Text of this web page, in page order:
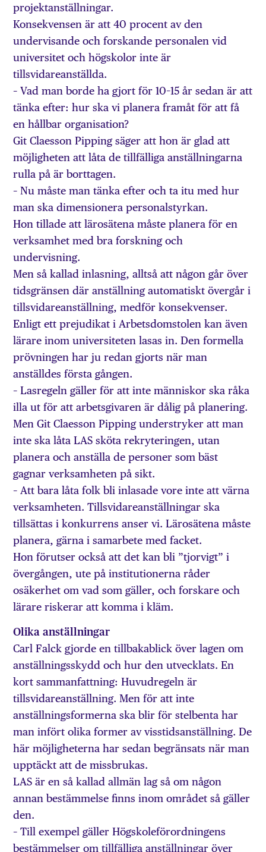
projektanställningar.
Konsekvensen är att 40 procent av den
undervisande och forskande personalen vid
universitet och högskolor inte är
tillsvidareanställda.
– Vad man borde ha gjort för 10–15 år sedan är att
tänka efter: hur ska vi planera framåt för att få
en hållbar organisation?
Git Claesson Pipping säger att hon är glad att
möjligheten att låta de tillfälliga anställningarna
rulla på är borttagen.
– Nu måste man tänka efter och ta itu med hur
man ska dimensionera personalstyrkan.
Hon tillade att lärosätena måste planera för en
verksamhet med bra forskning och
undervisning.
Men så kallad inlasning, alltså att någon går över
tidsgränsen där anställning automatiskt övergår i
tillsvidareanställning, medför konsekvenser.
Enligt ett prejudikat i Arbetsdomstolen kan även
lärare inom universiteten lasas in. Den formella
prövningen har ju redan gjorts när man
anställdes första gången.
– Lasregeln gäller för att inte människor ska råka
illa ut för att arbetsgivaren är dålig på planering.
Men Git Claesson Pipping understryker att man
inte ska låta LAS sköta rekryteringen, utan
planera och anställa de personer som bäst
gagnar verksamheten på sikt.
– Att bara låta folk bli inlasade vore inte att värna
verksamheten. Tillsvidareanställningar ska
tillsättas i konkurrens anser vi. Lärosätena måste
planera, gärna i samarbete med facket.
Hon förutser också att det kan bli ”tjorvigt” i
övergången, ute på institutionerna råder
osäkerhet om vad som gäller, och forskare och
lärare riskerar att komma i kläm.
Olika anställningar
Carl Falck gjorde en tillbakablick över lagen om
anställningsskydd och hur den utvecklats. En
kort sammanfattning: Huvudregeln är
tillsvidareanställning. Men för att inte
anställningsformerna ska blir för stelbenta har
man infört olika former av visstidsanställning. De
här möjligheterna har sedan begränsats när man
upptäckt att de missbrukas.
LAS är en så kallad allmän lag så om någon
annan bestämmelse finns inom området så gäller
den.
– Till exempel gäller Högskoleförordningens
bestämmelser om tillfälliga anställningar över